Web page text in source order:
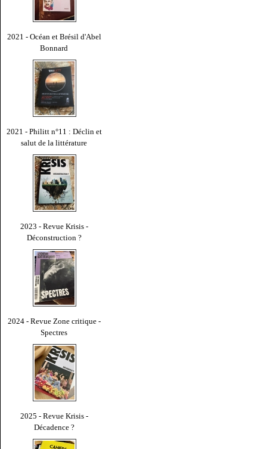
2021 - Océan et Brésil d'Abel
Bonnard
2021 - Philitt n°11 : Déclin et
salut de la littérature
2023 - Revue Krisis -
Déconstruction ?
2024 - Revue Zone critique -
Spectres
2025 - Revue Krisis -
Décadence ?